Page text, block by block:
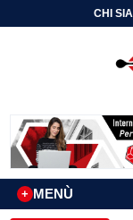
CHI
MENÙ
+